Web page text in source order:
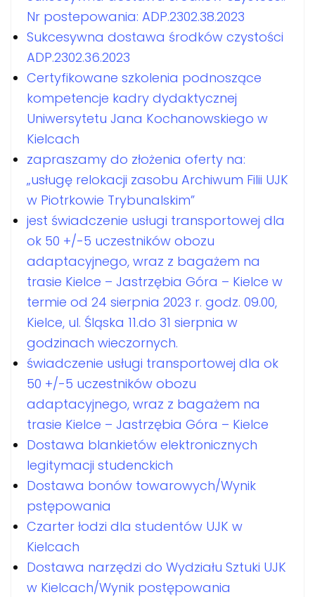
Nr postepowania: ADP.2302.38.2023
Sukcesywna dostawa środków czystości
ADP.2302.36.2023
Certyfikowane szkolenia podnoszące
kompetencje kadry dydaktycznej
Uniwersytetu Jana Kochanowskiego w
Kielcach
zapraszamy do złożenia oferty na:
„usługę relokacji zasobu Archiwum Filii UJK
w Piotrkowie Trybunalskim”
jest świadczenie usługi transportowej dla
ok 50 +/-5 uczestników obozu
adaptacyjnego, wraz z bagażem na
trasie Kielce – Jastrzębia Góra – Kielce w
termie od 24 sierpnia 2023 r. godz. 09.00,
Kielce, ul. Śląska 11.do 31 sierpnia w
godzinach wieczornych.
świadczenie usługi transportowej dla ok
50 +/-5 uczestników obozu
adaptacyjnego, wraz z bagażem na
trasie Kielce – Jastrzębia Góra – Kielce
Dostawa blankietów elektronicznych
legitymacji studenckich
Dostawa bonów towarowych/Wynik
pstępowania
Czarter łodzi dla studentów UJK w
Kielcach
Dostawa narzędzi do Wydziału Sztuki UJK
w Kielcach/Wynik postępowania